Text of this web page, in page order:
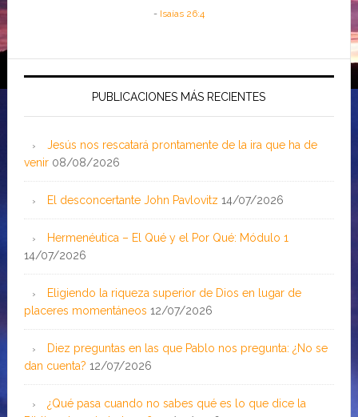
- Isaías 26:4
PUBLICACIONES MÁS RECIENTES
Jesús nos rescatará prontamente de la ira que ha de
venir 08/08/2026
El desconcertante John Pavlovitz 14/07/2026
Hermenéutica – El Qué y el Por Qué: Módulo 1
14/07/2026
Eligiendo la riqueza superior de Dios en lugar de
placeres momentáneos 12/07/2026
Diez preguntas en las que Pablo nos pregunta: ¿No se
dan cuenta? 12/07/2026
¿Qué pasa cuando no sabes qué es lo que dice la